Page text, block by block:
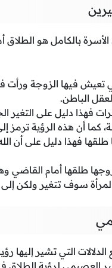
بالكامل هو الطلاق
تعيش فيها الزوجة
الباطن.
فهذا دليل على
كما أن هذه الرؤية
فهذا دليل على أن
طلقها أمام القاضي
سوف تتغير ولكن إلى
التي تشير إليها
لرؤية الطلاق